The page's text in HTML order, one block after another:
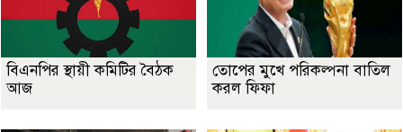
বিএনপির স্থায়ী কমিটির বৈঠক
আজ
তোপের মুখে পরিকল্পনা বাতিল
করল ফিফা